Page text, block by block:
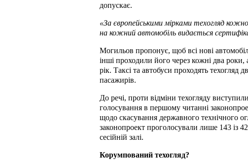
допускає.
«За європейськими мірками техогляд
на кожний автомобіль видається
Могильов пропонує, щоб всі нові
інші проходили його через кожні два роки,
рік. Таксі та автобуси проходять техогляд
пасажирів.
До речі, проти відміни техогляду
голосування в першому читанні
щодо скасування державного технічного
законопроект проголосували лише 143 із
сесійній залі.
Корумпований техогляд?